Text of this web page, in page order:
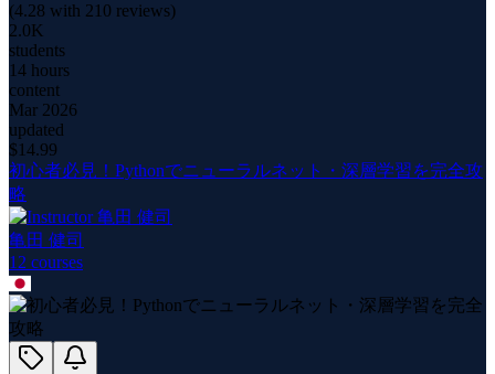
(4.28 with 210 reviews)
2.0K
students
14 hours
content
Mar 2026
updated
$14.99
初心者必見！Pythonでニューラルネット・深層学習を完全攻
略
亀田 健司
12 courses